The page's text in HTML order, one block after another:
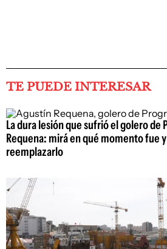
TE PUEDE INTERESAR
La dura lesión que sufrió el golero de
Requena: mirá en qué momento fue
reemplazarlo